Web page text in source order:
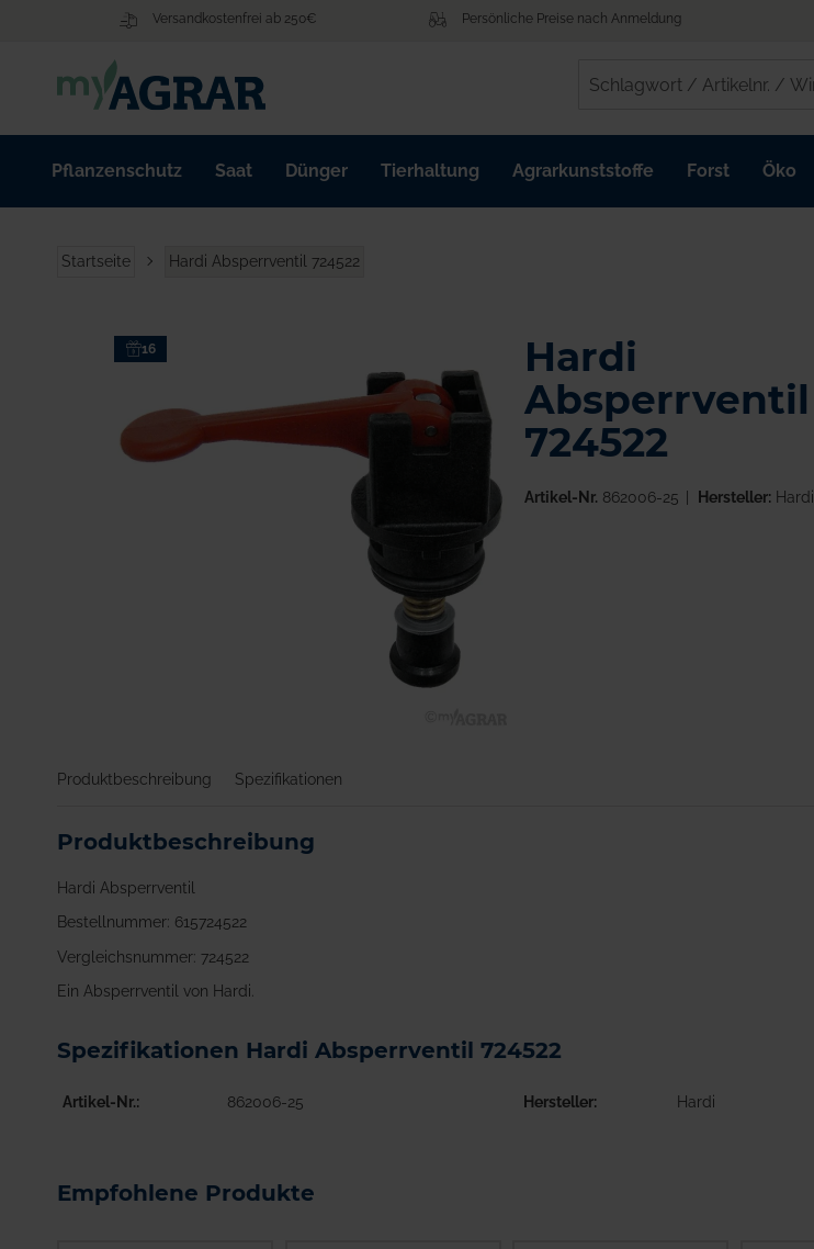
Versandkostenfrei ab 250€ Persönliche Preise nach Anmeldung
Pflanzenschutz Saat Dünger Tierhaltung Agrarkunststoffe Forst Öko
Startseite Hardi Absperrventil 724522
16
der
springen
Hardi
Absperrventil
724522
Artikel-Nr. 862006-25 Hersteller:Hardi
Produktbeschreibung Spezifikationen
Produktbeschreibung
Hardi Absperrventil
Bestellnummer: 615724522
Vergleichsnummer: 724522
Ein Absperrventil von Hardi.
Spezifikationen Hardi Absperrventil 724522
Artikel-Nr. 862006-25 Hersteller Hardi
Empfohlene Produkte